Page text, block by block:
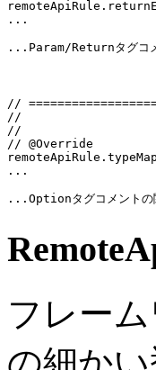
...
...Param/Returnタグコメ
//
//
//
// @Override
...
...Optionタグコメントの
フレー